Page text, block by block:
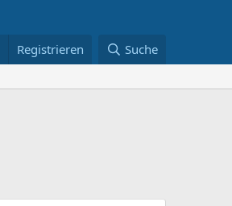
Registrieren Suche